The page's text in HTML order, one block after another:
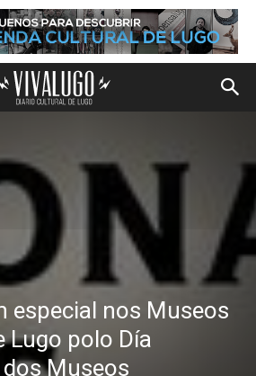
especial nos Museos
Lugo polo Día
Museos